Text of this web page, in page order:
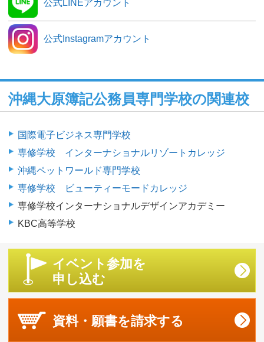
公式LINEアカウント
公式Instagramアカウント
沖縄大原簿記公務員専門学校の関連校
国際電子ビジネス専門学校
専修学校 インターナショナルリゾートカレッジ
沖縄ペットワールド専門学校
専修学校 ビューティーモードカレッジ
専修学校インターナショナルデザインアカデミー
KBC高等学校
イベント参加を
申し込む
資料・願書を請求する